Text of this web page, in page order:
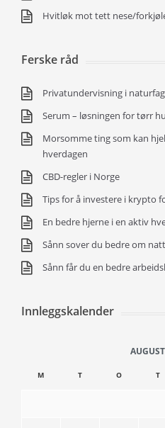
Hvitløk mot tett nese/
Ferske råd
Privatundervisning i
Serum – løsningen for tørr
Morsomme ting som kan
hverdagen
CBD-regler i Norge
Tips for å investere i krypto
En bedre hjerne i en aktiv
Sånn sover du bedre om
Sånn får du en bedre
Innleggskalender
M T O T